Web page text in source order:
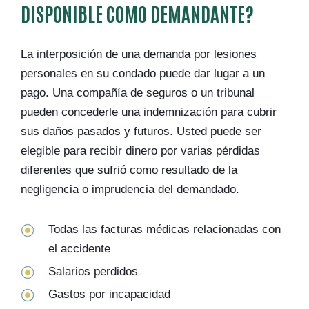
DISPONIBLE COMO DEMANDANTE?
La interposición de una demanda por lesiones
personales en su condado puede dar lugar a un
pago. Una compañía de seguros o un tribunal
pueden concederle una indemnización para cubrir
sus daños pasados y futuros. Usted puede ser
elegible para recibir dinero por varias pérdidas
diferentes que sufrió como resultado de la
negligencia o imprudencia del demandado.
Todas las facturas médicas relacionadas con
el accidente
Salarios perdidos
Gastos por incapacidad